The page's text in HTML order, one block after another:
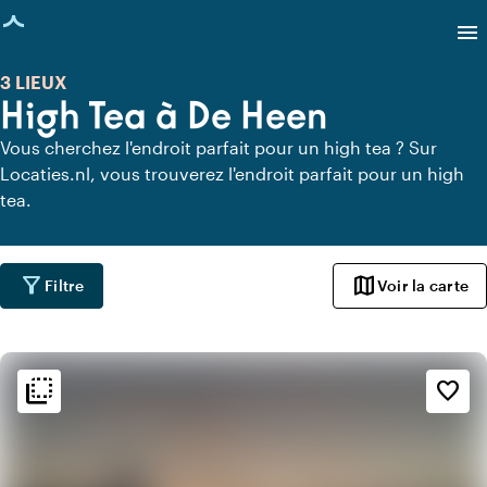
chargée
menu
High Tea à De Heen
3 LIEUX
Vous cherchez l'endroit parfait pour un high tea ? Sur
Locaties.nl, vous trouverez l'endroit parfait pour un high
tea.
filter_alt Filtre mapVoir la carte
flip_to_back favorite_border
flip_to_back Ambiance
beach_access
Bohème / Ibiza